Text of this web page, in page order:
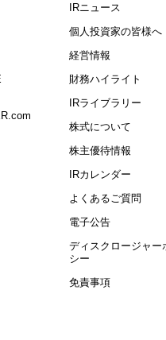
IRニュース
個人投資家の皆様へ
経営情報
財務ハイライト
IRライブラリー
株式について
株主優待情報
IRカレンダー
よくあるご質問
電子公告
ディスクロージャー
シー
免責事項